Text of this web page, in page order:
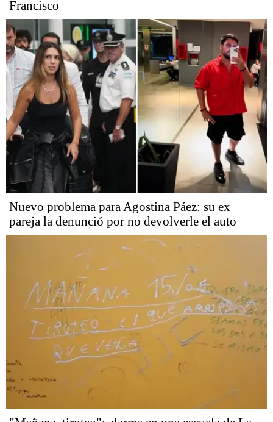
Francisco
Nuevo problema para Agostina Páez: su ex
pareja la denunció por no devolverle el auto